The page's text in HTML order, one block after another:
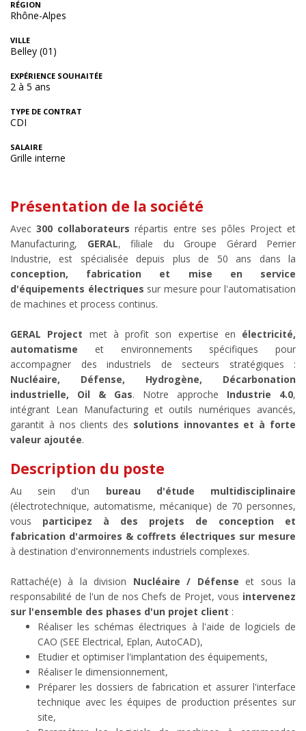
RÉGION
Rhône-Alpes
VILLE
Belley (01)
EXPÉRIENCE SOUHAITÉE
2 à 5 ans
TYPE DE CONTRAT
CDI
SALAIRE
Grille interne
Présentation de la société
Avec300 collaborateursrépartis entre ses pôles Project et
Manufacturing, GERAL, filiale du Groupe Gérard Perrier
Industrie, est spécialisée depuis plus de 50 ans dans la
conception, fabrication et mise en service
d'équipements électriques sur mesure pour l'automatisation
de machines et process continus.
GERAL Project met à profit son expertise en électricité,
automatisme et environnements spécifiques pour
accompagner des industriels de secteurs stratégiques :
Nucléaire, Défense, Hydrogène, Décarbonation
industrielle, Oil & Gas. Notre approche Industrie 4.0,
intégrant Lean Manufacturing et outils numériques avancés,
garantit à nos clients des solutions innovantes et à forte
valeur ajoutée.
Description du poste
Au sein d'un bureau d'étude multidisciplinaire
(électrotechnique, automatisme, mécanique) de 70 personnes,
vous participez à des projets de conception et
fabrication d'armoires & coffrets électriques sur mesure
à destination d'environnements industriels complexes.
Rattaché(e) à la division Nucléaire / Défense et sous la
responsabilité de l'un de nos Chefs de Projet, vous intervenez
sur l'ensemble des phases d'un projet client :
Réaliser les schémas électriques à l'aide de logiciels de
CAO (SEE Electrical, Eplan, AutoCAD),
Etudier et optimiser l'implantation des équipements,
Réaliser le dimensionnement,
Préparer les dossiers de fabrication et assurer l'interface
technique avec les équipes de production présentes sur
site,